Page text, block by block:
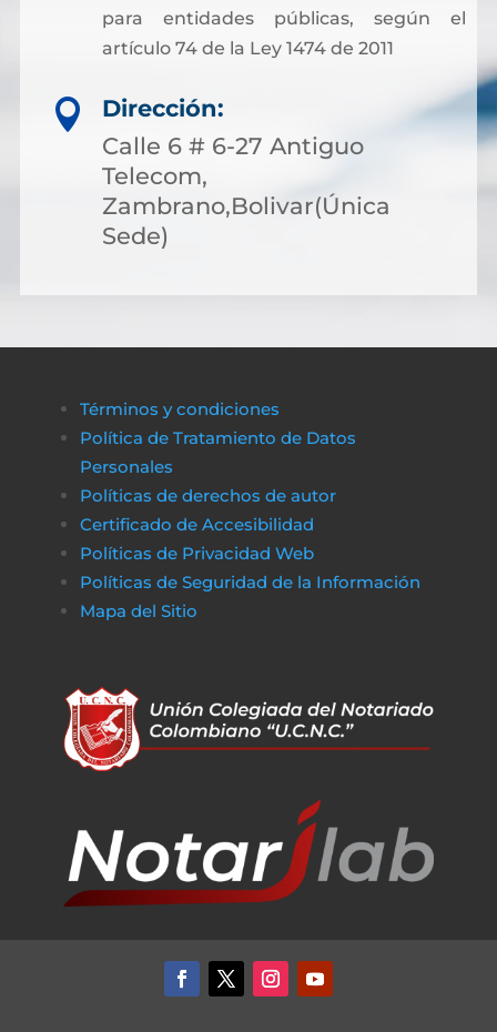
para entidades públicas, según el
artículo 74 de la Ley 1474 de 2011

Dirección:
Calle 6 # 6-27 Antiguo
Telecom,
Zambrano,Bolivar(Única
Sede)
Términos y condiciones
Política de Tratamiento de Datos
Personales
Políticas de derechos de autor
Certificado de Accesibilidad
Políticas de Privacidad Web
Políticas de Seguridad de la Información
Mapa del Sitio